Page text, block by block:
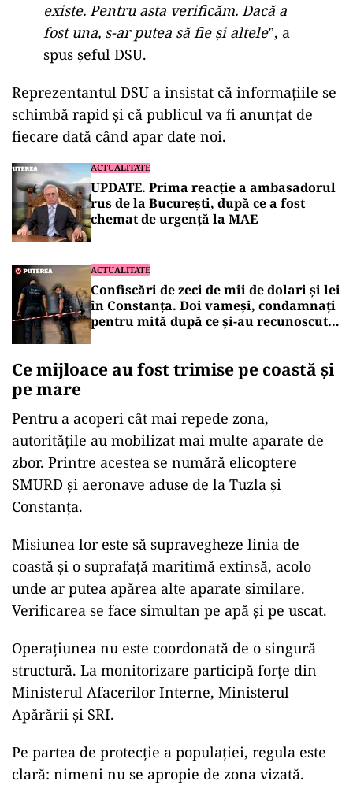
existe. Pentru asta verificăm. Dacă a
fost una, s-ar putea să fie și altele”, a
spus șeful DSU.
Reprezentantul DSU a insistat că informațiile se
schimbă rapid și că publicul va fi anunțat de
fiecare dată când apar date noi.
ACTUALITATE
UPDATE. Prima reacție a ambasadorul
rus de la București, după ce a fost
chemat de urgență la MAE
ACTUALITATE
Confiscări de zeci de mii de dolari și lei
în Constanța. Doi vameși, condamnați
pentru mită după ce și-au recunoscut
Ce mijloace au fost trimise pe coastă și
pe mare
Pentru a acoperi cât mai repede zona,
autoritățile au mobilizat mai multe aparate de
zbor. Printre acestea se numără elicoptere
SMURD și aeronave aduse de la Tuzla și
Constanța.
Misiunea lor este să supravegheze linia de
coastă și o suprafață maritimă extinsă, acolo
unde ar putea apărea alte aparate similare.
Verificarea se face simultan pe apă și pe uscat.
Operațiunea nu este coordonată de o singură
structură. La monitorizare participă forțe din
Ministerul Afacerilor Interne, Ministerul
Apărării și SRI.
Pe partea de protecție a populației, regula este
clară: nimeni nu se apropie de zona vizată.